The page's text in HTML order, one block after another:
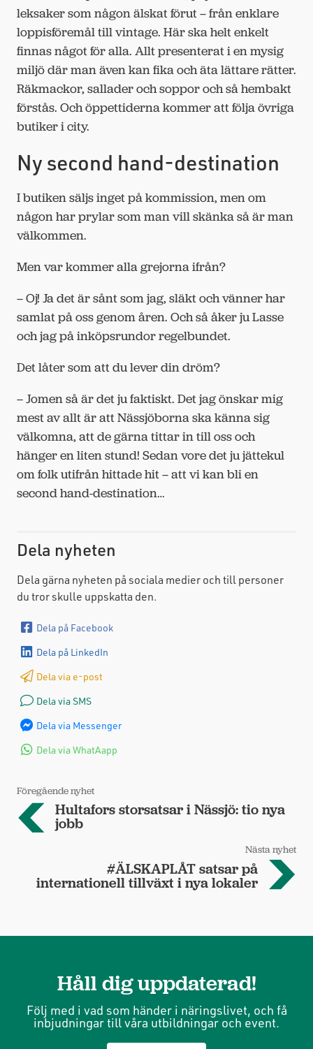
leksaker som någon älskat förut – från enklare
loppisföremål till vintage. Här ska helt enkelt
finnas något för alla. Allt presenterat i en mysig
miljö där man även kan fika och äta lättare rätter.
Räkmackor, sallader och soppor och så hembakt
förstås. Och öppettiderna kommer att följa övriga
butiker i city.
Ny second hand-destination
I butiken säljs inget på kommission, men om
någon har prylar som man vill skänka så är man
välkommen.
Men var kommer alla grejorna ifrån?
– Oj! Ja det är sånt som jag, släkt och vänner har
samlat på oss genom åren. Och så åker ju Lasse
och jag på inköpsrundor regelbundet.
Det låter som att du lever din dröm?
– Jomen så är det ju faktiskt. Det jag önskar mig
mest av allt är att Nässjöborna ska känna sig
välkomna, att de gärna tittar in till oss och
hänger en liten stund! Sedan vore det ju jättekul
om folk utifrån hittade hit – att vi kan bli en
second hand-destination…
Dela nyheten
Dela gärna nyheten på sociala medier och till personer
du tror skulle uppskatta den.
Dela på Facebook
Dela på LinkedIn
Dela via e-post
Dela via SMS
Dela via Messenger
Dela via WhatAapp
Föregående nyhet
Hultafors storsatsar i Nässjö: tio nya
jobb
Nästa nyhet
#ÄLSKAPLÅT satsar på
internationell tillväxt i nya lokaler
Håll dig uppdaterad!
Följ med i vad som händer i näringslivet, och få
inbjudningar till våra utbildningar och event.